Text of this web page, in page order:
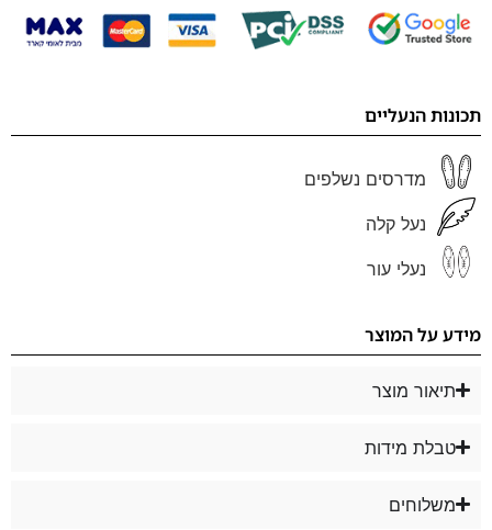
תכונות הנעליים
מדרסים נשלפים
נעל קלה
נעלי עור
מידע על המוצר
תיאור מוצר
טבלת מידות
משלוחים